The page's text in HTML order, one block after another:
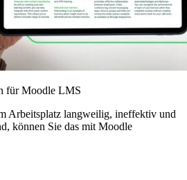
für Moodle LMS
Arbeitsplatz langweilig, ineffektiv und
können Sie das mit Moodle